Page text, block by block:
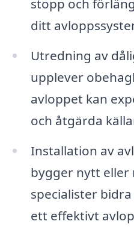
stopp och
ditt
Utredning av
upplever
avloppet kan
och åtgärda
Installation av
bygger nytt eller
specialister
ett effektivt